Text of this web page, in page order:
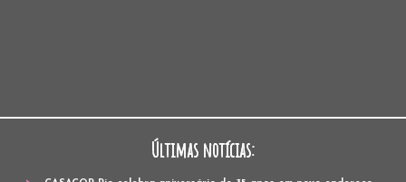
Últimas notícias: